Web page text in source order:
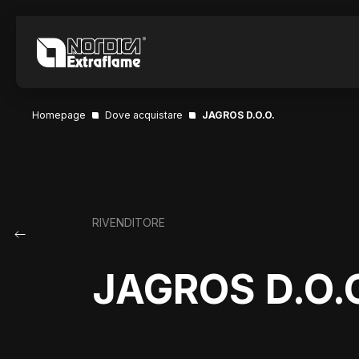
Homepage Dove acquistare JAGROS D.O.O.
RIVENDITORE
JAGROS